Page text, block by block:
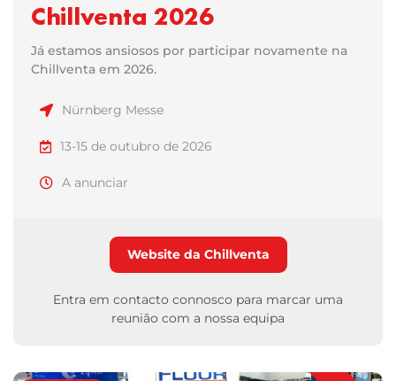
Chillventa 2026
Já estamos ansiosos por participar novamente na
Chillventa em 2026.
Nürnberg Messe
13-15 de outubro de 2026
A anunciar
Website da Chillventa
Entra em contacto connosco para marcar uma
reunião com a nossa equipa